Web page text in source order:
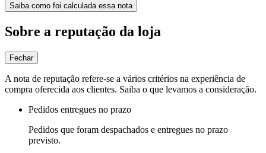
Saiba como foi calculada essa nota
Sobre a reputação da loja
Fechar
A nota de reputação refere-se a vários critérios na experiência de
compra oferecida aos clientes. Saiba o que levamos a consideração.
Pedidos entregues no prazo
Pedidos que foram despachados e entregues no prazo
previsto.